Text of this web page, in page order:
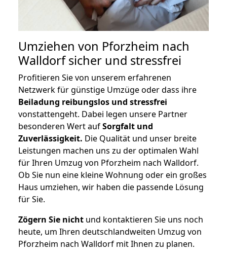
Umziehen von Pforzheim nach
Walldorfsicher und stressfrei
Profitieren Sie von unserem erfahrenen
Netzwerk für günstige Umzüge oder dass ihre
Beiladung reibungslos und stressfrei
vonstattengeht. Dabei legen unsere Partner
besonderen Wert aufSorgfalt und
Zuverlässigkeit. Die Qualität und unser breite
Leistungen machen uns zu der optimalen Wahl
für Ihren Umzug von Pforzheim nach Walldorf.
Ob Sie nun eine kleine Wohnung oder ein großes
Haus umziehen, wir haben die passende Lösung
für Sie.
Zögern Sie nicht und kontaktieren Sie uns noch
heute, um Ihren deutschlandweiten Umzug von
Pforzheim nach Walldorf mit Ihnen zu planen.